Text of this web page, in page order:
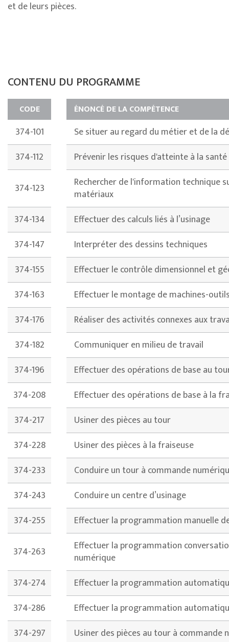
et de leurs pièces.
CONTENU DU PROGRAMME
CODE ÉNONCÉ DE LA COMPÉTENCE
374-101
Se situer au regard du métier et de la
374-112
Prévenir les risques d'atteinte à la
374-123
Rechercher de l'information technique
matériaux
374-134
Effectuer des calculs liés à l’usinage
374-147
Interpréter des dessins techniques
374-155
Effectuer le contrôle dimensionnel et
374-163
Effectuer le montage de machines-
374-176
Réaliser des activités connexes aux
374-182
Communiquer en milieu de travail
374-196
Effectuer des opérations de base au
374-208
Effectuer des opérations de base à la
374-217
Usiner des pièces au tour
374-228
Usiner des pièces à la fraiseuse
374-233
Conduire un tour à commande
374-243
Conduire un centre d’usinage
374-255
Effectuer la programmation manuelle
374-263
Effectuer la programmation
numérique
374-274
Effectuer la programmation
374-286
Effectuer la programmation
374-297
Usiner des pièces au tour à commande